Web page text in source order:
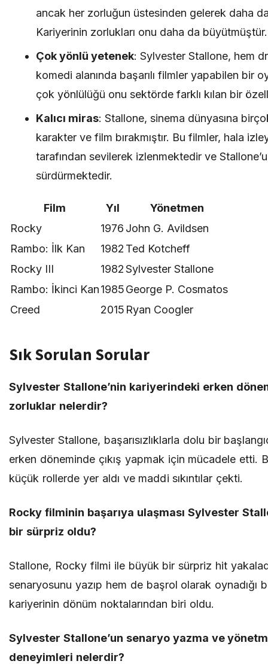
ancak her zorluğun üstesinden gelerek daha
Kariyerinin zorlukları onu daha da büyütmüştür.
Çok yönlü yetenek: Sylvester Stallone, hem
komedi alanında başarılı filmler yapabilen bir
çok yönlülüğü onu sektörde farklı kılan bir
Kalıcı miras: Stallone, sinema dünyasına
karakter ve film bırakmıştır. Bu filmler, hala
tarafından sevilerek izlenmektedir ve Stallone’un
sürdürmektedir.
Film Yıl
Yönetmen
Rocky
1976 John G. Avildsen
Rambo: İlk Kan
1982 Ted Kotcheff
Rocky III
1982Sylvester Stallone
Rambo: İkinci Kan1985George P. Cosmatos
Creed
2015 Ryan Coogler
Sık Sorulan Sorular
Sylvester Stallone’nin kariyerindeki erken
zorluklar nelerdir?
Sylvester Stallone, başarısızlıklarla dolu bir
erken döneminde çıkış yapmak için mücadele etti.
küçük rollerde yer aldı ve maddi sıkıntılar çekti.
Rocky filminin başarıya ulaşması Sylvester
bir sürpriz oldu?
Stallone, Rocky filmi ile büyük bir sürpriz hit
senaryosunu yazıp hem de başrol olarak oynadığı
kariyerinin dönüm noktalarından biri oldu.
Sylvester Stallone’un senaryo yazma ve
deneyimleri nelerdir?